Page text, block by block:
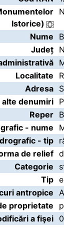
Istorice)
Nume
Județ
Localitate
Adresa
alte denumiri
Reper
- nume
- tip
de relief
Categorie
Tip
antropice
proprietate
a fişei